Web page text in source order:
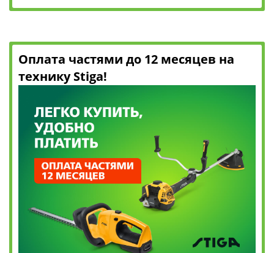
Оплата частями до 12 месяцев на
технику Stiga!